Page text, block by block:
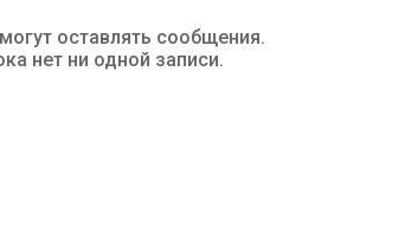
оставлять сообщения.
нет ни одной записи.